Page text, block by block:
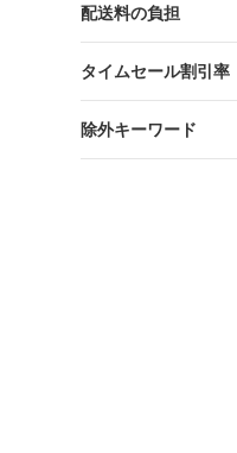
配送料の負担
タイムセール割引率
除外キーワード